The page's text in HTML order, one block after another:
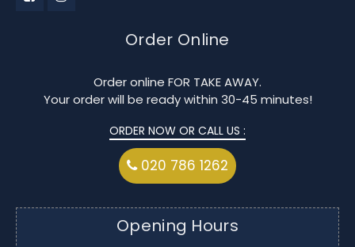
Order Online
Order online FOR TAKE AWAY.
Your order will be ready within 30-45 minutes!
ORDER NOW OR CALL US :
020 786 1262
Opening Hours